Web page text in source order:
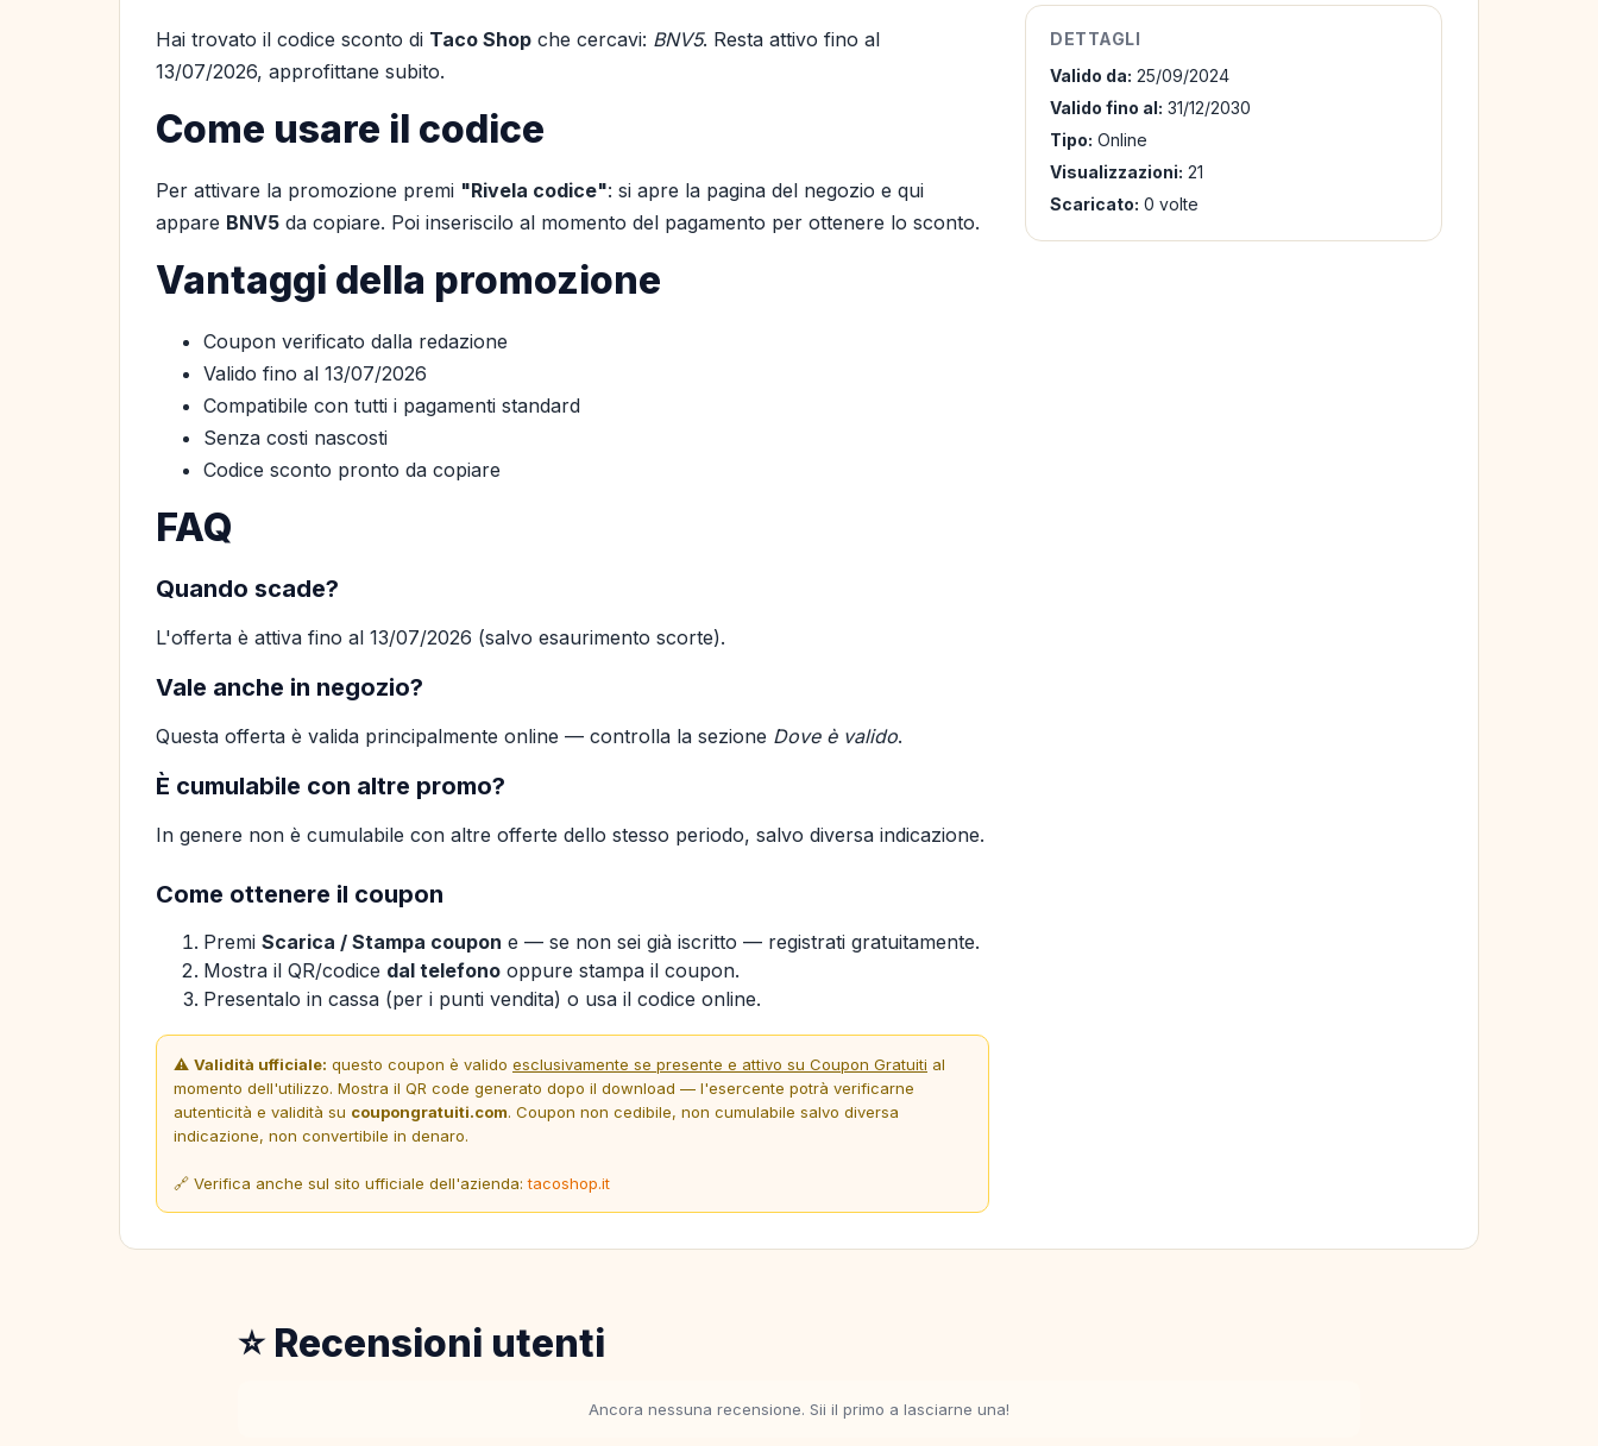
Hai trovato il codice sconto di Taco Shop che cercavi: BNV5. Resta attivo fino al
13/07/2026, approfittane subito.
Come usare il codice
Per attivare la promozione premi "Rivela codice": si apre la pagina del negozio e qui
appare BNV5 da copiare. Poi inseriscilo al momento del pagamento per ottenere lo sconto.
Vantaggi della promozione
Coupon verificato dalla redazione
Valido fino al 13/07/2026
Compatibile con tutti i pagamenti standard
Senza costi nascosti
Codice sconto pronto da copiare
FAQ
Quando scade?
L'offerta è attiva fino al 13/07/2026 (salvo esaurimento scorte).
Vale anche in negozio?
Questa offerta è valida principalmente online — controlla la sezione Dove è valido.
È cumulabile con altre promo?
In genere non è cumulabile con altre offerte dello stesso periodo, salvo diversa indicazione.
Come ottenere il coupon
Premi Scarica / Stampa coupon e — se non sei già iscritto — registrati gratuitamente.
Mostra il QR/codice dal telefono oppure stampa il coupon.
Presentalo in cassa (per i punti vendita) o usa il codice online.
⚠️ Validità ufficiale: questo coupon è valido esclusivamente se presente e attivo su Coupon Gratuiti al
momento dell'utilizzo. Mostra il QR code generato dopo il download — l'esercente potrà verificarne
autenticità e validità su coupongratuiti.com. Coupon non cedibile, non cumulabile salvo diversa
indicazione, non convertibile in denaro.
🔗 Verifica anche sul sito ufficiale dell'azienda:tacoshop.it
DETTAGLI
Valido da: 25/09/2024
Valido fino al: 31/12/2030
Tipo: Online
Visualizzazioni: 21
Scaricato: 0 volte
⭐ Recensioni utenti
Ancora nessuna recensione. Sii il primo a lasciarne una!